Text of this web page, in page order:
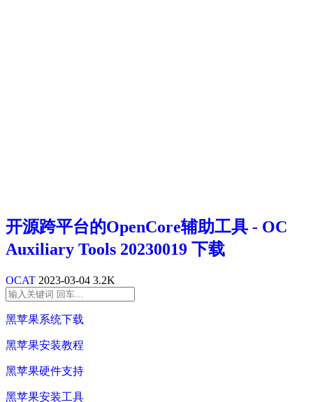
开源跨平台的OpenCore辅助工具 - OC
Auxiliary Tools 20230019 下载
OCAT 2023-03-04 3.2K
黑苹果系统下载
黑苹果安装教程
黑苹果硬件支持
黑苹果安装工具